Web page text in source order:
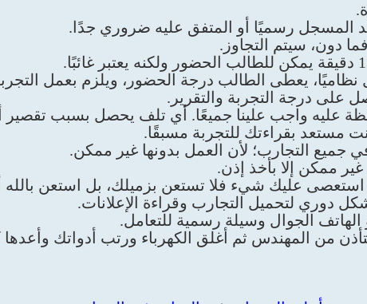
المسجل رسميًا أو المتفق عليه ضروري جدًا.
يعطى الطالب درجة الحضور، ويلزم بعمل
على درجة التجربة والتقرير.
عليه واجب علينا جميعًا. أي تلف يحصل بسبب تقصير
مستعد بقراءتك للتجربة مسبقًا.
جميع التجارب؛ لأن العمل بدونها غير ممكن.
ممكن إلا بأخذ إذن.
استعصى عليك شيء فلا تستعن بزميلك، بل استعن بالله
دوري لتحميل التجارب وقراءة الإعلانات.
الهاتف الجوال وسيلة رسمية للتعامل.
من المهندس ثم أغلق الكهرباء ورتب أدواتك